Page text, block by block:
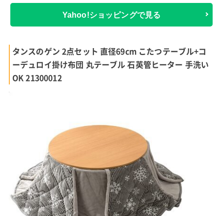
Yahoo!ショッピングで見る
タンスのゲン 2点セット 直径69cm こたつテーブル+コ
ーデュロイ掛け布団 丸テーブル 石英管ヒーター 手洗い
OK 21300012